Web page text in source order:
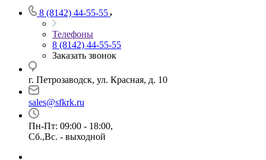
8 (8142) 44-55-55
Телефоны
8 (8142) 44-55-55
Заказать звонок
г. Петрозаводск, ул. Красная, д. 10
sales@sfkrk.ru
Пн-Пт: 09:00 - 18:00,
Сб.,Вс. - выходной